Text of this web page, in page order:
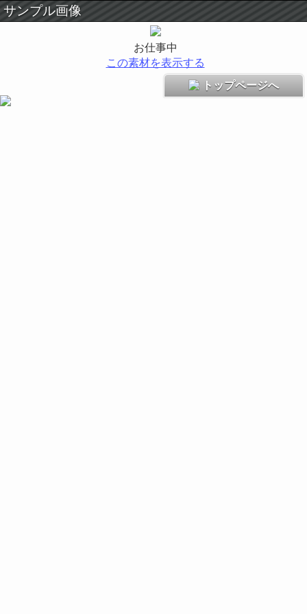
サンプル画像
お仕事中
この素材を表示する
トップページへ